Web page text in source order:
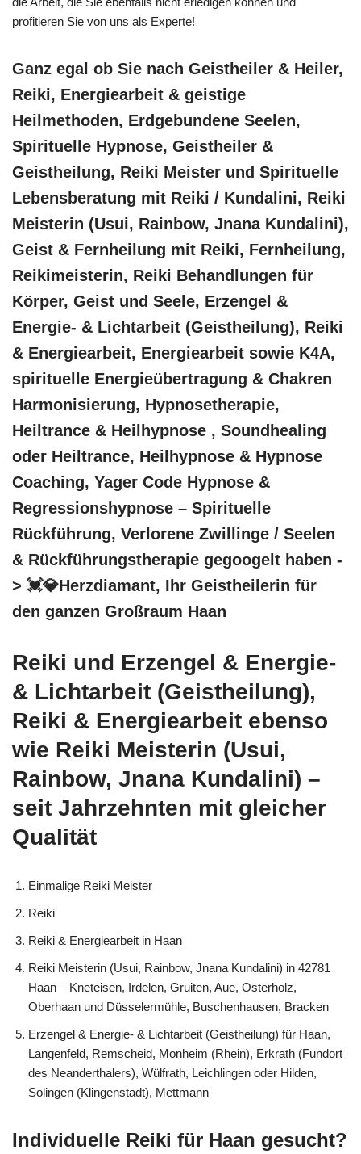
profitieren Sie von uns als Experte!
Ganz egal ob Sie nach Geistheiler & Heiler,
Reiki, Energiearbeit & geistige
Heilmethoden, Erdgebundene Seelen,
Spirituelle Hypnose, Geistheiler &
Geistheilung, Reiki Meister und Spirituelle
Lebensberatung mit Reiki / Kundalini, Reiki
Meisterin (Usui, Rainbow, Jnana Kundalini),
Geist & Fernheilung mit Reiki, Fernheilung,
Reikimeisterin, Reiki Behandlungen für
Körper, Geist und Seele, Erzengel &
Energie- & Lichtarbeit (Geistheilung), Reiki
& Energiearbeit, Energiearbeit sowie K4A,
spirituelle Energieübertragung & Chakren
Harmonisierung, Hypnosetherapie,
Heiltrance & Heilhypnose , Soundhealing
oder Heiltrance, Heilhypnose & Hypnose
Coaching, Yager Code Hypnose &
Regressionshypnose – Spirituelle
Rückführung, Verlorene Zwillinge / Seelen
& Rückführungstherapie gegoogelt haben -
> 💓️💎Herzdiamant, Ihr Geistheilerin für
den ganzen Großraum Haan
Reiki und Erzengel & Energie-
& Lichtarbeit (Geistheilung),
Reiki & Energiearbeit ebenso
wie Reiki Meisterin (Usui,
Rainbow, Jnana Kundalini) –
seit Jahrzehnten mit gleicher
Qualität
Einmalige Reiki Meister
Reiki
Reiki & Energiearbeit in Haan
Reiki Meisterin (Usui, Rainbow, Jnana Kundalini) in 42781
Haan – Kneteisen, Irdelen, Gruiten, Aue, Osterholz,
Oberhaan und Düsselermühle, Buschenhausen, Bracken
Erzengel & Energie- & Lichtarbeit (Geistheilung) für Haan,
Langenfeld, Remscheid, Monheim (Rhein), Erkrath (Fundort
des Neanderthalers), Wülfrath, Leichlingen oder Hilden,
Solingen (Klingenstadt), Mettmann
Individuelle Reiki für Haan gesucht?